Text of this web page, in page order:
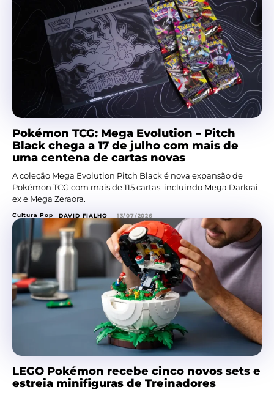
Pokémon TCG: Mega Evolution – Pitch
Black chega a 17 de julho com mais de
uma centena de cartas novas
A coleção Mega Evolution Pitch Black é nova expansão de
Pokémon TCG com mais de 115 cartas, incluindo Mega Darkrai
ex e Mega Zeraora.
Cultura Pop DAVID FIALHO - 13/07/2026
LEGO Pokémon recebe cinco novos sets e
estreia minifiguras de Treinadores